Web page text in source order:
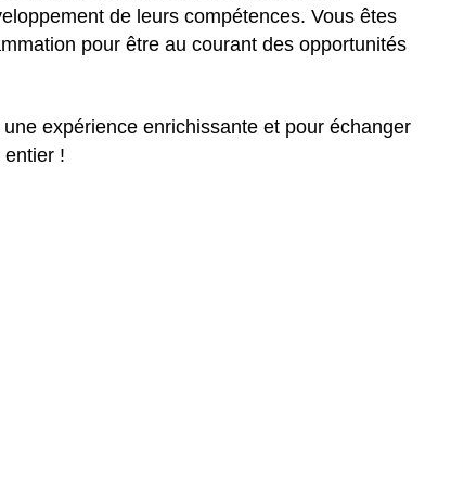
de leurs compétences. Vous êtes
pour être au courant des opportunités
expérience enrichissante et pour échanger
!